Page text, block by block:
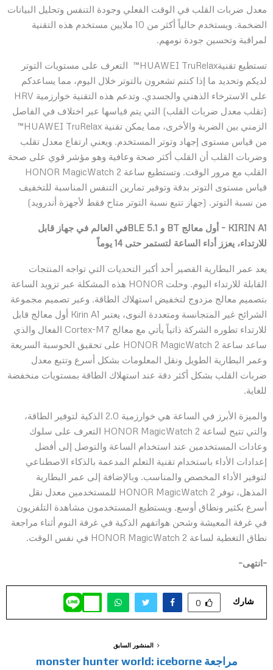
معدل ضربات القلب في الوقت الفعلي وجودة التنفس وتحليل البيانات
الضخمة. ويستخدم حالياً أكثر من 10 ملايين مستخدم هذه التقنية
لمراقبة وتحسين جودة نومهم.
تستطيع تقنيةHUAWEI TruRelax™ التعرف على مستويات التوتر
لديكم وتحديد ما إذا كنتم تشعرون بالتوتر خلال اليوم، مما يساعدكم
على الاسترخاء الذهني والجسدي. وتدعم هذه التقنية خوارزمية HRV
(تقلب معدل ضربات القلب) التي يتم قياسها عبر اختلاف في الفاصل
الزمني بين الضربة والأخرى، مما يمكن تقنية HUAWEI TruRelax™
من قياس مستوى إجهاد وتوتر المستخدم. ويعني ارتفاع معدل تقلب
وضربات القلب أن القلب أكثر صحة وعافية وهو مؤشر قوي على صحة
القلب مع مرور الوقت. وتستطيع ساعة HONOR MagicWatch 2
قياس مستوى التوتر بدقة وتوفير تمارين التنفس المناسبة للتخفيف
من نسبة التوتر. (جهاز تتبع نسبة التوتر متاح فقط لأجهزة أندرويد)
KIRIN A1 – أول معالج BT و
في العالم في جهاز قابل
للارتداء، يعزز أداء الساعة لتستمر حتى 14 يوماً
يعد عمر البطارية القصير أحد أكبر التحديات التي تواجه المنتجات
القابلة للارتداء اليوم. وحلت HONOR هذه المشكلة عبر تزويد الساعة
بتصميم معالج مزدوج لتخفيض استهلاك الطاقة. وعبر تصميم مجموعة
الشرائح غير المتجانسة ومتعددة النوى، يعتبر Kirin A1 أول معالج قابل
للارتداء تطوره الشركة ذاتياً يأتي مع معالج Cortex-M7 الفعال والذي
ساعد ساعة HONOR MagicWatch 2 على تحقيق الحوسبة السريعة
وعمر البطارية الطويل ونقل المعلومات بشكل أسرع وتتبع معدل
ضربات القلب بشكل أكثر دقة عند استهلاك الطاقة بمستويات منخفضة
للغاية.
والميزة الأبرز في الساعة هي خوارزمية 2.0 الذكية لتوفير الطاقة،
والتي تتيح لساعة HONOR MagicWatch 2 التعرف على سلوك
وعادات المستخدمين عند استخدام الساعة والتوصل إلى أفضل
إعدادات الأداء باستخدام تقنية التعلم المدعمة بالذكاء الاصطناعي
لتوفير الأداء المخصص والمناسب. وبالإضافة إلى عمر البطارية
المذهل، توفر HONOR MagicWatch 2 للمستخدمين معدل نقل
أسرع بكثير ونطاق أوسع. ويستطيع المستخدمون مشاهدة التلفزيون
في غرفة المعيشة وشحن هواتفهم الذكية في غرفة النوم أثناء مراجعة
نطاق التغطية لساعة HONOR MagicWatch 2 في نفس الوقت.
–انتهى–
شارك 0
المنشور السابق
مراجعة monster hunter world: iceborne